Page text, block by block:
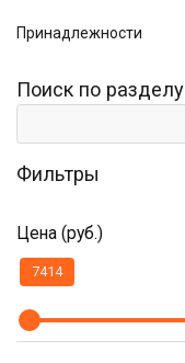
Принадлежности
Поиск по разделу
Фильтры
Цена (руб.)